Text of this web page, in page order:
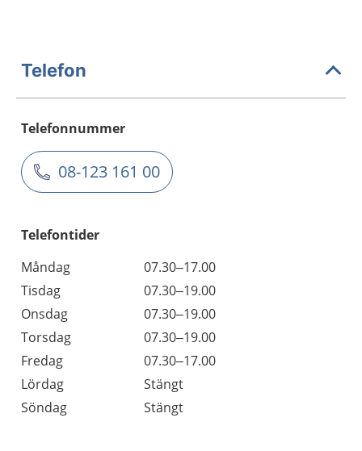
Telefon
Telefonnummer
08-123 161 00
Telefontider
Måndag
07.30–17.00
Tisdag
07.30–19.00
Onsdag
07.30–19.00
Torsdag
07.30–19.00
Fredag
07.30–17.00
Lördag
Stängt
Söndag
Stängt